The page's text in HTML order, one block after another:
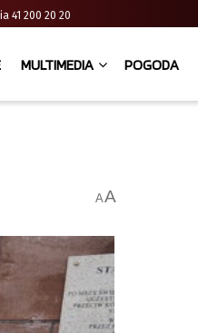
41 200 20 20
MULTIMEDIA POGODA
AA